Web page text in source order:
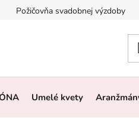
Požičovňa svadobnej výzdoby
Umelé kvety